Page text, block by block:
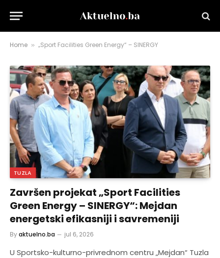
Home » „Sport Facilities Green Energy“ – SINERGY
TUZLA
Završen projekat „Sport Facilities
Green Energy – SINERGY“: Mejdan
energetski efikasniji i savremeniji
Byaktuelno.ba jul 6, 2026
U Sportsko-kulturno-privrednom centru „Mejdan“ Tuzla